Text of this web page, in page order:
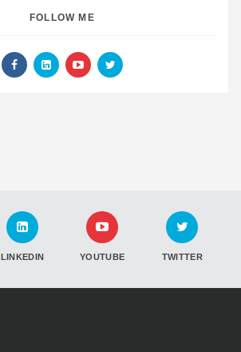
FOLLOW ME
LINKEDIN YOUTUBE TWITTER